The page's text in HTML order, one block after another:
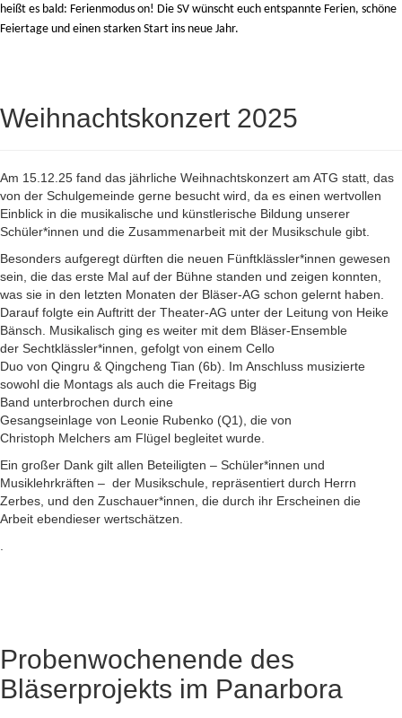
heißt es bald: Ferienmodus on! Die SV wünscht euch entspannte Ferien, schöne
Feiertage und einen starken Start ins neue Jahr.
Weihnachtskonzert 2025
Am 15.12.25 fand das jährliche Weihnachtskonzert am ATG statt, das
von der Schulgemeinde gerne besucht wird, da es einen wertvollen
Einblick in die musikalische und künstlerische Bildung unserer
Schüler*innen und die Zusammenarbeit mit der Musikschule gibt.
Besonders aufgeregt dürften die neuen Fünftklässler*innen gewesen
sein, die das erste Mal auf der Bühne standen und zeigen konnten,
was sie in den letzten Monaten der Bläser-AG schon gelernt haben.
Darauf folgte ein Auftritt der Theater-AG unter der Leitung von Heike
Bänsch. Musikalisch ging es weiter mit dem Bläser-Ensemble
der Sechtklässler*innen, gefolgt von einem Cello
Duo von Qingru & Qingcheng Tian (6b). Im Anschluss musizierte
sowohl die Montags als auch die Freitags Big
Band unterbrochen durch eine
Gesangseinlage von Leonie Rubenko (Q1), die von
Christoph Melchers am Flügel begleitet wurde.
Ein großer Dank gilt allen Beteiligten – Schüler*innen und
Musiklehrkräften – der Musikschule, repräsentiert durch Herrn
Zerbes, und den Zuschauer*innen, die durch ihr Erscheinen die
Arbeit ebendieser wertschätzen.
Probenwochenende des
Bläserprojekts im Panarbora